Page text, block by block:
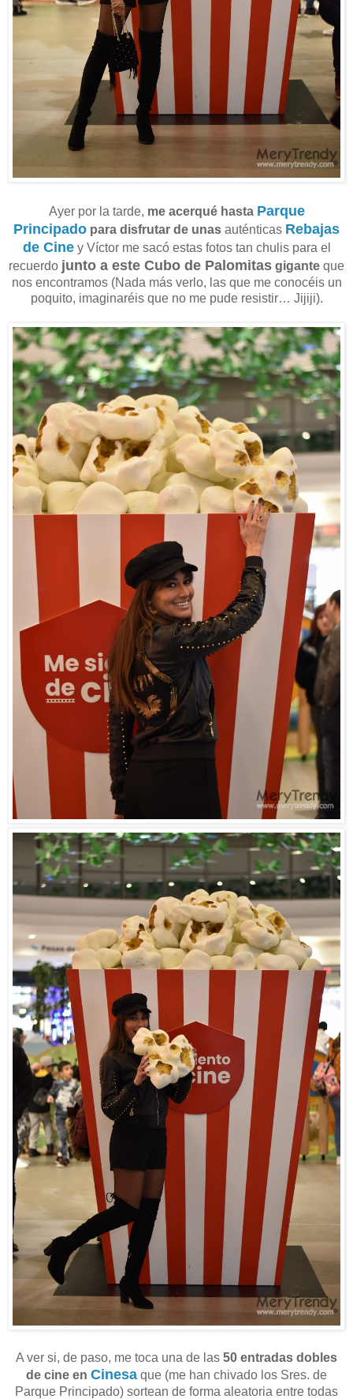
Ayer por la tarde, me acerqué hasta Parque
Principado para disfrutar de unas auténticas Rebajas
de Ciney Víctor me sacó estas fotos tan chulis para el
recuerdo junto a este Cubo de Palomitas gigante que
nos encontramos (Nada más verlo, las que me conocéis un
poquito, imaginaréis que no me pude resistir… Jijiji).
A ver si, de paso, me toca una de las 50 entradas dobles
de cine en Cinesa que (me han chivado los Sres. de
Parque Principado) sortean de forma aleatoria entre todas